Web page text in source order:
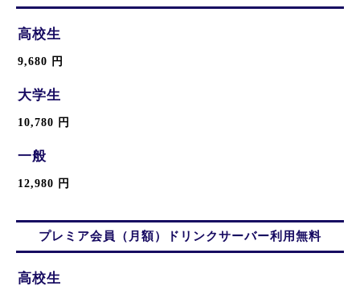
高校生
9,680 円
大学生
10,780 円
一般
12,980 円
プレミア会員（月額）ドリンクサーバー利用無料
高校生